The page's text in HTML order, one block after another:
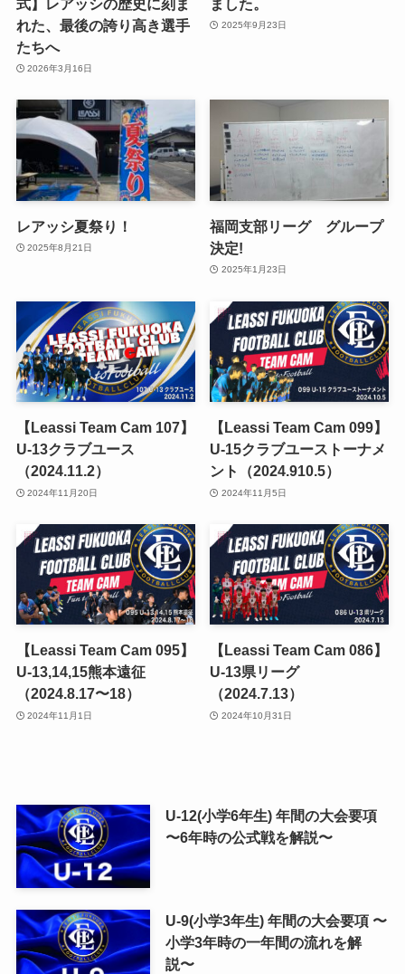
式】レアッシの歴史に刻ま
れた、最後の誇り高き選手
たちへ
2026年3月16日
ました。
2025年9月23日
レアッシ夏祭り！
2025年8月21日
福岡支部リーグ グループ
決定!
2025年1月23日
【Leassi Team Cam 107】
U-13クラブユース
（2024.11.2）
2024年11月20日
【Leassi Team Cam 099】
U-15クラブユーストーナメ
ント（2024.910.5）
2024年11月5日
【Leassi Team Cam 095】
U-13,14,15熊本遠征
（2024.8.17〜18）
2024年11月1日
【Leassi Team Cam 086】
U-13県リーグ
（2024.7.13）
2024年10月31日
U-12(小学6年生) 年間の大会要項
〜6年時の公式戦を解説〜
U-9(小学3年生) 年間の大会要項 〜
小学3年時の一年間の流れを解
説〜